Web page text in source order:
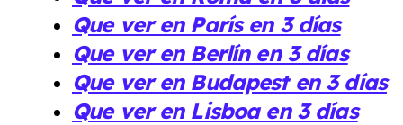
Que ver en París en 3 días
Que ver en Berlín en 3 días
Que ver en Budapest en 3 días
Que ver en Lisboa en 3 días